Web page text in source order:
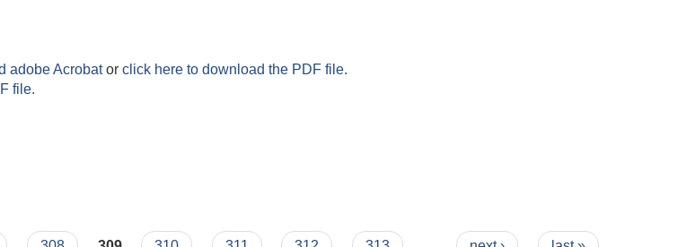
adobe Acrobator click here to download the PDF file.
file.